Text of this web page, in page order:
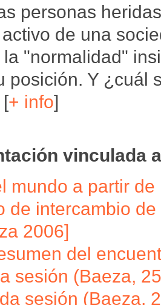
personas
de una
"normalidad"
posición. Y ¿cuál
+ info]
vinculada
mundo a partir
de intercambio
2006]
del
sesión (Baeza,
sesión (Baeza,